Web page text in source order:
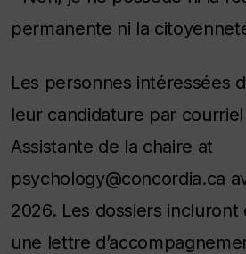
permanente ni la
​​Les personnes intéressées
leur candidature par
Assistante de la chaire at
psychology@concordia.ca
2026. Les dossiers incluront
une lettre